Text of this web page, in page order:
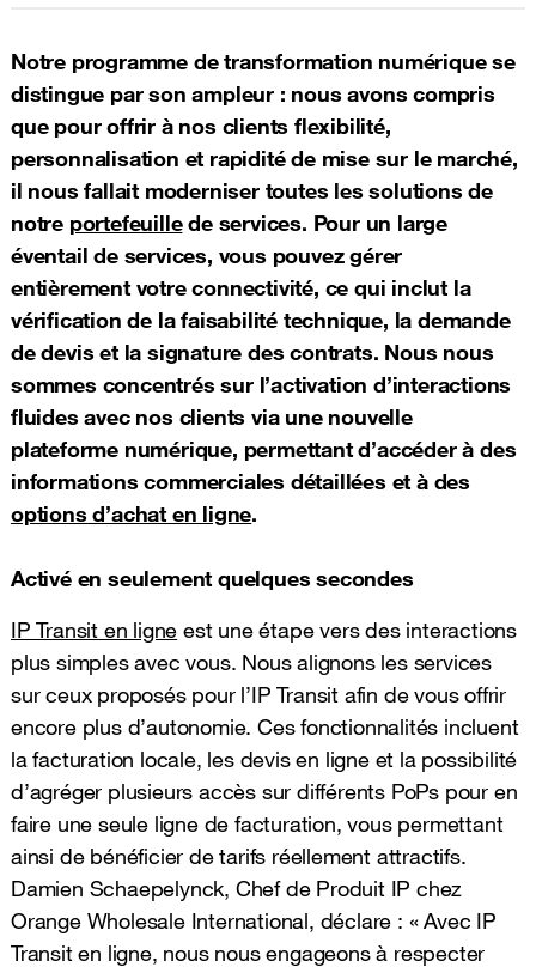
Notre programme de transformation numérique se
distingue par son ampleur : nous avons compris
que pour offrir à nos clients flexibilité,
personnalisation et rapidité de mise sur le marché,
il nous fallait moderniser toutes les solutions de
notre portefeuillede services. Pour un large
éventail de services, vous pouvez gérer
entièrement votre connectivité, ce qui inclut la
vérification de la faisabilité technique, la demande
de devis et la signature des contrats. Nous nous
sommes concentrés sur l’activation d’interactions
fluides avec nos clients via une nouvelle
plateforme numérique, permettant d’accéder à des
informations commerciales détaillées et à des
options d’achat en ligne.
Activé en seulement quelques secondes
IP Transit en ligne est une étape vers des interactions
plus simples avec vous. Nous alignons les services
sur ceux proposés pour l’IP Transit afin de vous offrir
encore plus d’autonomie. Ces fonctionnalités incluent
la facturation locale, les devis en ligne et la possibilité
d’agréger plusieurs accès sur différents PoPs pour en
faire une seule ligne de facturation, vous permettant
ainsi de bénéficier de tarifs réellement attractifs.
Damien Schaepelynck, Chef de Produit IP chez
Orange Wholesale International, déclare : « Avec IP
Transit en ligne, nous nous engageons à respecter